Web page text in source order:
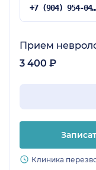
+7 (904) 954-04-36
Прием
3 400 ₽
Клиника